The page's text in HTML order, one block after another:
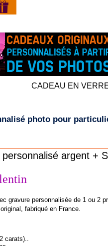
CADEAU EN
photo pour
argent +
gravure personnalisée de 1 ou
fabriqué en France.
carats)..